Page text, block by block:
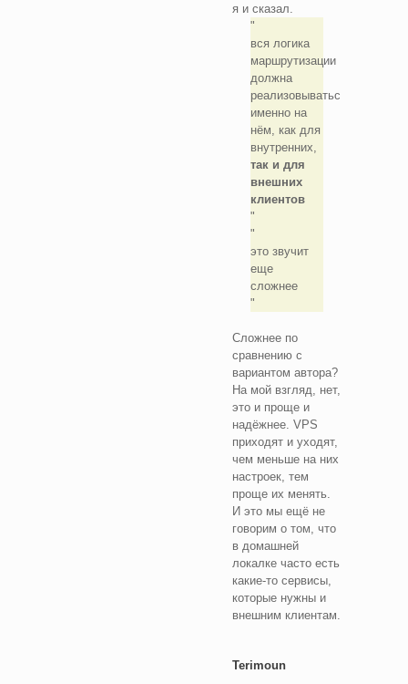
я и сказал.
вся логика
маршрутизации
должна
реализовываться
именно на
нём, как для
внутренних,
так и для
внешних
клиентов
это звучит
еще
сложнее
Сложнее по
сравнению с
вариантом автора?
На мой взгляд, нет,
это и проще и
надёжнее. VPS
приходят и уходят,
чем меньше на них
настроек, тем
проще их менять.
И это мы ещё не
говорим о том, что
в домашней
локалке часто есть
какие-то сервисы,
которые нужны и
внешним клиентам.
Terimoun